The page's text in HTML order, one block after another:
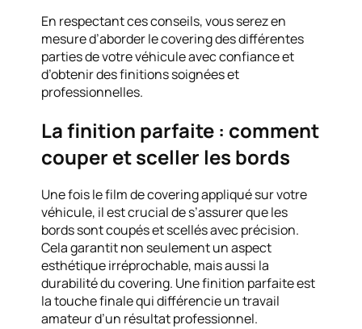
En respectant ces conseils, vous serez en
mesure d’aborder le covering des différentes
parties de votre véhicule avec confiance et
d’obtenir des finitions soignées et
professionnelles.
La finition parfaite : comment
couper et sceller les bords
Une fois le film de covering appliqué sur votre
véhicule, il est crucial de s’assurer que les
bords sont coupés et scellés avec précision.
Cela garantit non seulement un aspect
esthétique irréprochable, mais aussi la
durabilité du covering. Une finition parfaite est
la touche finale qui différencie un travail
amateur d’un résultat professionnel.